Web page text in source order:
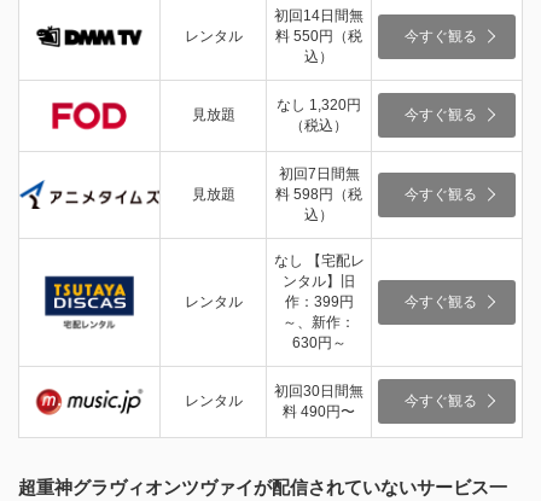
レンタル
初回14日間無
料 550円（税
込）
今すぐ観る
見放題
なし 1,320円
（税込）
今すぐ観る
見放題
初回7日間無
料 598円（税
込）
今すぐ観る
レンタル
なし 【宅配レ
ンタル】旧
作：399円
～、新作：
630円～
今すぐ観る
レンタル
初回30日間無
料 490円〜
今すぐ観る
超重神グラヴィオンツヴァイが配信されていないサービス一